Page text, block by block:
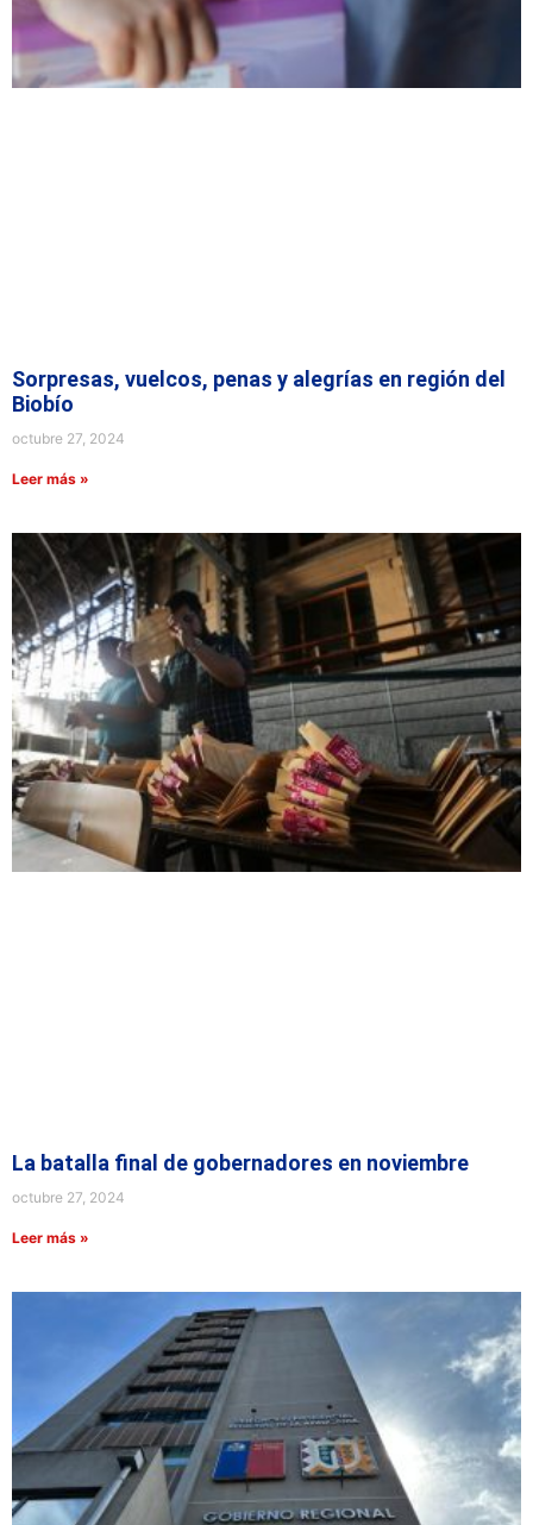
Sorpresas, vuelcos, penas y alegrías en región del
Biobío
octubre 27, 2024
Leer más »
La batalla final de gobernadores en noviembre
octubre 27, 2024
Leer más »